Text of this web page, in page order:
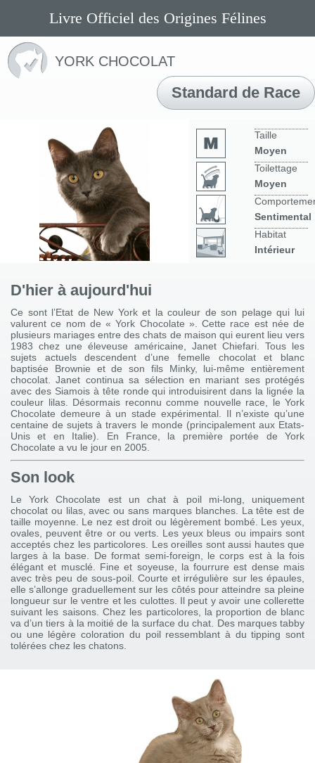
Livre Officiel des Origines Félines
YORK CHOCOLAT
Standard de Race
Taille
Moyen
Toilettage
Moyen
Sentimental
Habitat
Intérieur
D'hier à aujourd'hui
Ce sont l’Etat de New York et la couleur de son pelage qui lui
valurent ce nom de « York Chocolate ». Cette race est née de
plusieurs mariages entre des chats de maison qui eurent lieu vers
1983 chez une éleveuse américaine, Janet Chiefari. Tous les
sujets actuels descendent d’une femelle chocolat et blanc
baptisée Brownie et de son fils Minky, lui-même entièrement
chocolat. Janet continua sa sélection en mariant ses protégés
avec des Siamois à tête ronde qui introduisirent dans la lignée la
couleur lilas. Désormais reconnu comme nouvelle race, le York
Chocolate demeure à un stade expérimental. Il n’existe qu’une
centaine de sujets à travers le monde (principalement aux Etats-
Unis et en Italie). En France, la première portée de York
Chocolate a vu le jour en 2005.
Son look
Le York Chocolate est un chat à poil mi-long, uniquement
chocolat ou lilas, avec ou sans marques blanches. La tête est de
taille moyenne. Le nez est droit ou légèrement bombé. Les yeux,
ovales, peuvent être or ou verts. Les yeux bleus ou impairs sont
acceptés chez les particolores. Les oreilles sont aussi hautes que
larges à la base. De format semi-foreign, le corps est à la fois
élégant et musclé. Fine et soyeuse, la fourrure est dense mais
avec très peu de sous-poil. Courte et irrégulière sur les épaules,
elle s’allonge graduellement sur les côtés pour atteindre sa pleine
longueur sur le ventre et les culottes. Il peut y avoir une collerette
suivant les saisons. Chez les particolores, la proportion de blanc
va d’un tiers à la moitié de la surface du chat. Des marques tabby
ou une légère coloration du poil ressemblant à du tipping sont
tolérées chez les chatons.